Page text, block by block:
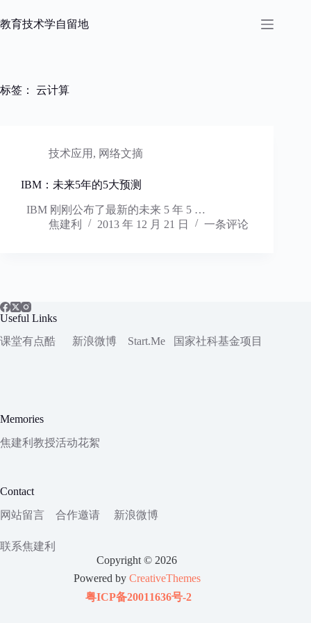
过
教育技术学自留地
标签： 云计算
技术应用 , 网络文摘
IBM：未来5年的5大预测
IBM 刚刚公布了最新的未来 5 年 5 …
焦建利
2013 年 12 月 21 日 一条评论
Useful Links
课堂有点酷
新浪微博 Start.Me 国家社科基金项目
Memories
焦建利教授活动花絮
Contact
网站留言
合作邀请 新浪微博
联系焦建利
Copyright © 2026
Powered by CreativeThemes
粤ICP备20011636号-2